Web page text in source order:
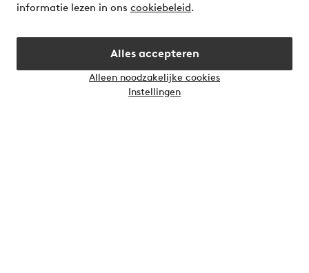
informatie lezen in ons cookiebeleid.
Alles accepteren
Alleen noodzakelijke cookies
Instellingen
Visit Ellos
Veilig betalen - Nu betalen of opsplitsen